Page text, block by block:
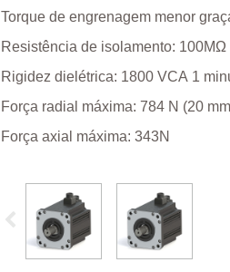
Torque de engrenagem menor
Resistência de isolamento:
Rigidez dielétrica: 1800 VCA 1
Força radial máxima: 784 N (20
Força axial máxima: 343N